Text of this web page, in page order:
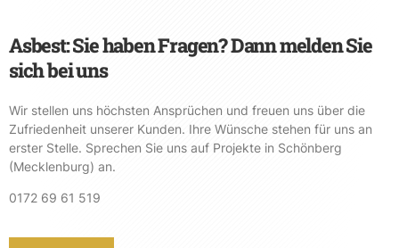
Asbest: Sie haben Fragen? Dann melden Sie
sich bei uns
Wir stellen uns höchsten Ansprüchen und freuen uns über die
Zufriedenheit unserer Kunden. Ihre Wünsche stehen für uns an
erster Stelle. Sprechen Sie uns auf Projekte in Schönberg
(Mecklenburg) an.
0172 69 61 519